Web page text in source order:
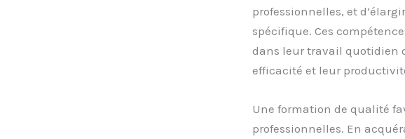
professionnelles, et
spécifique. Ces
dans leur travail quotidien
efficacité et leur
Une formation de qualité
professionnelles. En